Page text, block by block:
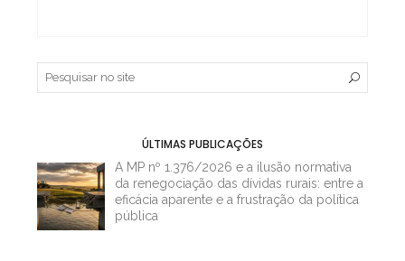
ÚLTIMAS PUBLICAÇÕES
A MP nº 1.376/2026 e a ilusão normativa
da renegociação das dívidas rurais: entre a
eficácia aparente e a frustração da política
pública